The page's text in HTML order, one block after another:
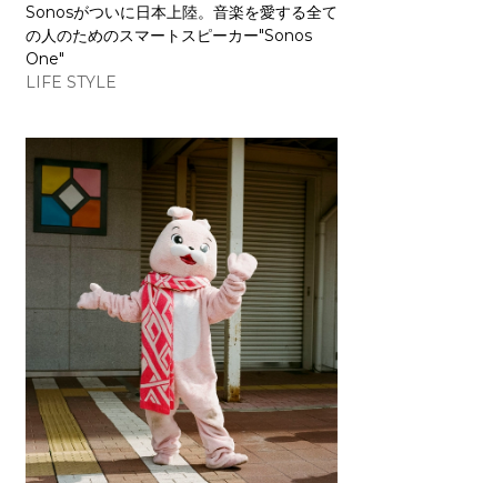
Sonosがついに日本上陸。音楽を愛する全て
の人のためのスマートスピーカー"Sonos
One"
LIFE STYLE